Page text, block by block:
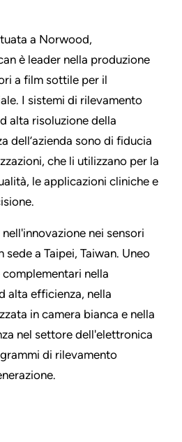
a Norwood,
è leader nella produzione
a film sottile per il
I sistemi di rilevamento
alta risoluzione della
dell’azienda sono di fiducia
che li utilizzano per la
le applicazioni cliniche e
nei sensori
a Taipei, Taiwan. Uneo
nella
alta efficienza, nella
in camera bianca e nella
nel settore dell'elettronica
di rilevamento